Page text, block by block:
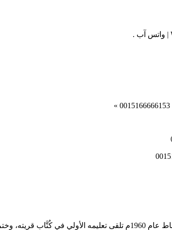
ولد فضيلة الشيخ الدكتور محمد رشيد المغربي في منطقة اكدال بالعاصمة